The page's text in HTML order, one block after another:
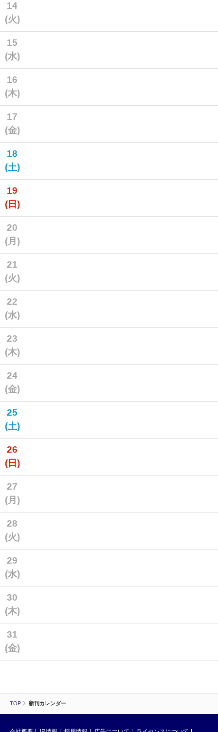
TOP 新刊カレンダー
14
(火)
15
(水)
16
(木)
17
(金)
18
(土)
19
(日)
20
(月)
21
(火)
22
(水)
23
(木)
24
(金)
25
(土)
26
(日)
27
(月)
28
(火)
29
(水)
30
(木)
31
(金)